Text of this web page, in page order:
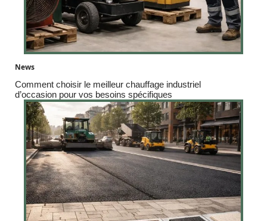
News
Comment choisir le meilleur chauffage industriel
d’occasion pour vos besoins spécifiques